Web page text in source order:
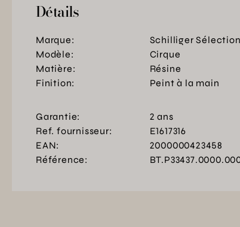
Détails
Marque:
Schilliger Sélection
Modèle:
Cirque
Matière:
Résine
Finition:
Peint à la main
Garantie:
2 ans
Ref. fournisseur:
E1617316
EAN:
2000000423458
Référence: